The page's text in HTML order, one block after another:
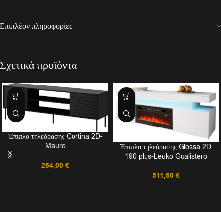
Επιπλέον πληροφορίες
Σχετικά προϊόντα
Έπιπλο τηλεόρασης Cortina 2D-
Mauro
264,00 €
Έπιπλο τηλεόρασης Glossa 2D
190 plus-Leuko Gualistero
511,60 €